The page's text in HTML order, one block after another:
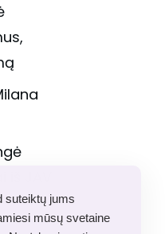
suteiktų jums
mūsų svetaine